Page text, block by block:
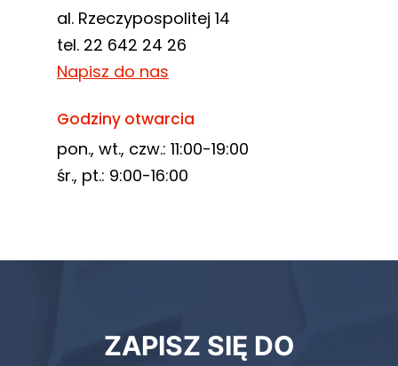
al. Rzeczypospolitej 14
tel. 22 642 24 26
Napisz do nas
Godziny otwarcia
pon., wt., czw.: 11:00-19:00
śr., pt.: 9:00-16:00
biblioteki
ZAPISZ SIĘ DO